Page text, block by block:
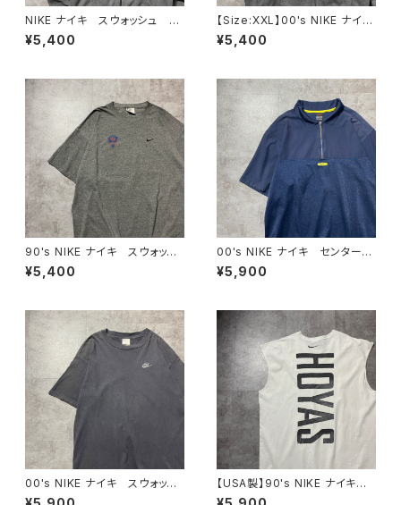
NIKE ナイキ スウォッシュ 刺
繍ワンポイント グレー フル
ジップ ジップパーカー
¥5,400
【Size:XXL】00's NIKE ナイ
キ スウォッシュ 刺繍ワンポイ
ント グレー フルジップ スウ
¥5,400
90's NIKE ナイキ スウォッシ
ュ 刺繍ロゴ NFL FILMS バ
ックプリント メキシコ製 グレ
¥5,400
00's NIKE ナイキ センタース
ウォッシュ 刺繍ロゴ ハーフ
ジップ ネイビー Tシャツ
¥5,900
00's NIKE ナイキ スウォッシ
ュ 刺繍ワンポイント チャコ
【USA製】90's NIKE ナイキ
Georgetown Hoyas バックプ